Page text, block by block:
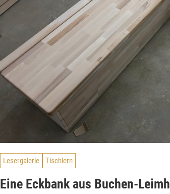
Lesergalerie Tischlern
Eine Eckbank aus Buchen-